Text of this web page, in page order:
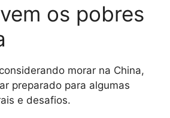
os pobres
morar na China,
preparado para algumas
e desafios.